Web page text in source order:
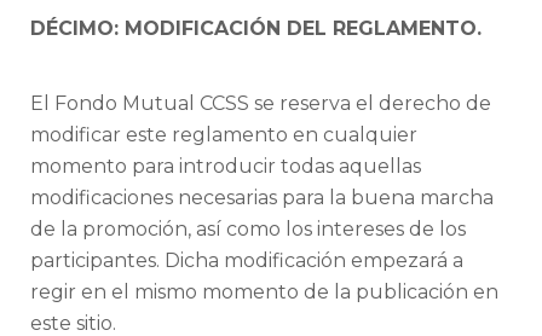
DÉCIMO: MODIFICACIÓN DEL REGLAMENTO.
El Fondo Mutual CCSS se reserva el derecho de
modificar este reglamento en cualquier
momento para introducir todas aquellas
modificaciones necesarias para la buena marcha
de la promoción, así como los intereses de los
participantes. Dicha modificación empezará a
regir en el mismo momento de la publicación en
este sitio.